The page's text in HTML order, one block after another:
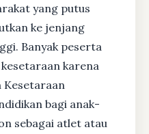
yang putus
ke jenjang
Banyak peserta
karena
Kesetaraan
bagi anak-
sebagai atlet atau